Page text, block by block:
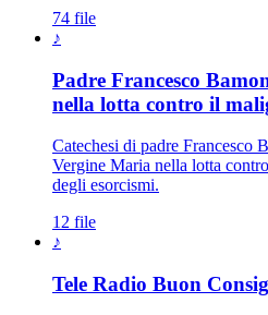
74 file
♪
Padre Francesco
nella lotta contro il
Catechesi di padre Francesco
Vergine Maria nella lotta
degli esorcismi.
12 file
♪
Tele Radio Buon